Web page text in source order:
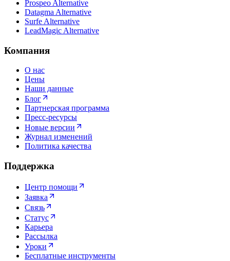
Prospeo Alternative
Datagma Alternative
Surfe Alternative
LeadMagic Alternative
Компания
О нас
Цены
Наши данные
Блог
Партнерская программа
Пресс-ресурсы
Новые версии
Журнал изменений
Политика качества
Поддержка
Центр помощи
Заявка
Связь
Статус
Карьера
Рассылка
Уроки
Бесплатные инструменты